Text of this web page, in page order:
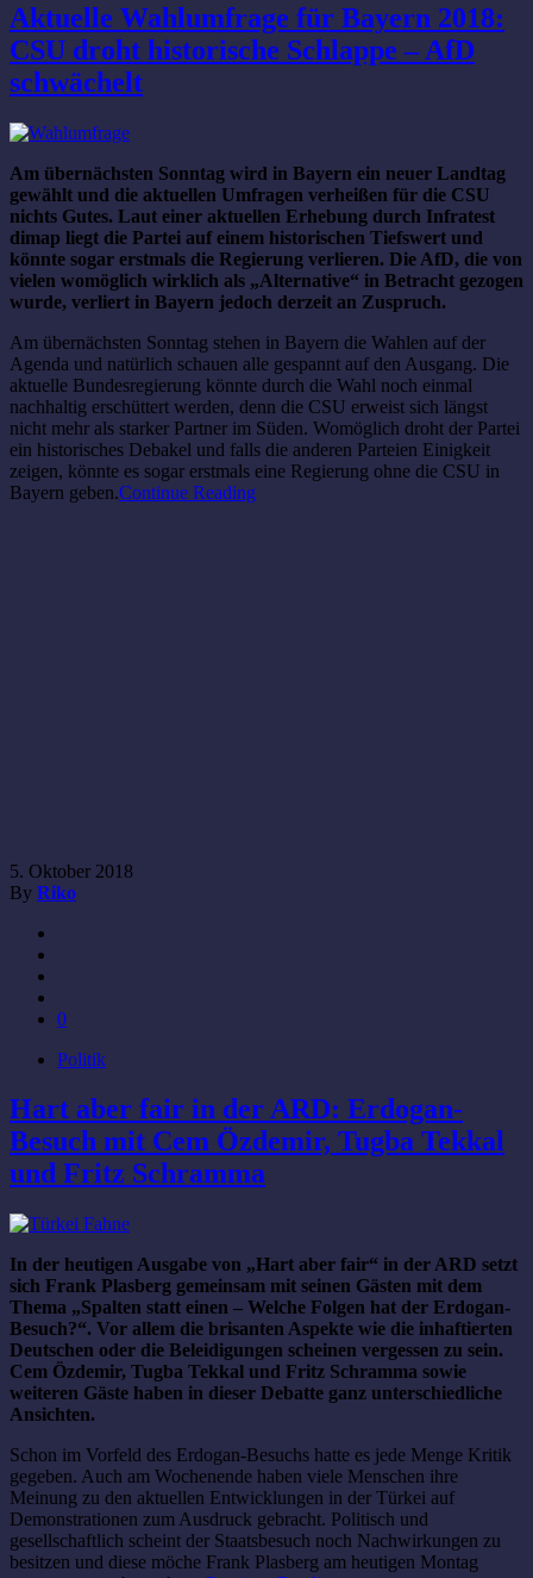
Aktuelle Wahlumfrage für Bayern 2018:
CSU droht historische Schlappe – AfD
schwächelt
Am übernächsten Sonntag wird in Bayern ein neuer Landtag
gewählt und die aktuellen Umfragen verheißen für die CSU
nichts Gutes. Laut einer aktuellen Erhebung durch Infratest
dimap liegt die Partei auf einem historischen Tiefswert und
könnte sogar erstmals die Regierung verlieren. Die AfD, die von
vielen womöglich wirklich als „Alternative“ in Betracht gezogen
wurde, verliert in Bayern jedoch derzeit an Zuspruch.
Am übernächsten Sonntag stehen in Bayern die Wahlen auf der
Agenda und natürlich schauen alle gespannt auf den Ausgang. Die
aktuelle Bundesregierung könnte durch die Wahl noch einmal
nachhaltig erschüttert werden, denn die CSU erweist sich längst
nicht mehr als starker Partner im Süden. Womöglich droht der Partei
ein historisches Debakel und falls die anderen Parteien Einigkeit
zeigen, könnte es sogar erstmals eine Regierung ohne die CSU in
Bayern geben.Continue Reading
5. Oktober 2018
By Riko
0
Politik
Hart aber fair in der ARD: Erdogan-
Besuch mit Cem Özdemir, Tugba Tekkal
und Fritz Schramma
In der heutigen Ausgabe von „Hart aber fair“ in der ARD setzt
sich Frank Plasberg gemeinsam mit seinen Gästen mit dem
Thema „Spalten statt einen – Welche Folgen hat der Erdogan-
Besuch?“. Vor allem die brisanten Aspekte wie die inhaftierten
Deutschen oder die Beleidigungen scheinen vergessen zu sein.
Cem Özdemir, Tugba Tekkal und Fritz Schramma sowie
weiteren Gäste haben in dieser Debatte ganz unterschiedliche
Ansichten.
Schon im Vorfeld des Erdogan-Besuchs hatte es jede Menge Kritik
gegeben. Auch am Wochenende haben viele Menschen ihre
Meinung zu den aktuellen Entwicklungen in der Türkei auf
Demonstrationen zum Ausdruck gebracht. Politisch und
gesellschaftlich scheint der Staatsbesuch noch Nachwirkungen zu
besitzen und diese möche Frank Plasberg am heutigen Montag